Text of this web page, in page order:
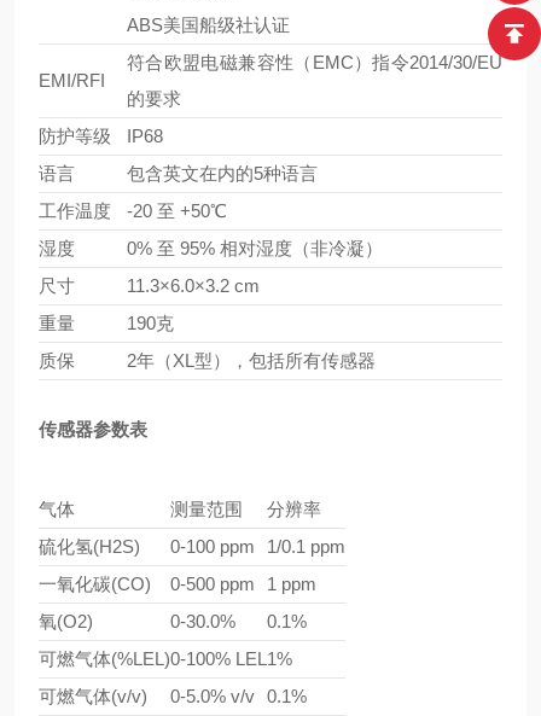
ABS美国船级社认证
EMI/RFI
符合欧盟电磁兼容性（EMC）指令2014/30/EU
的要求
防护等级
IP68
语言
包含英文在内的5种语言
工作温度
-20 至 +50℃
湿度
0% 至 95% 相对湿度（非冷凝）
尺寸
11.3×6.0×3.2 cm
重量
190克
质保
2年（XL型），包括所有传感器
传感器参数表
气体 测量范围
分辨率
硫化氢(H2S)
0-100 ppm
1/0.1 ppm
一氧化碳(CO)
0-500 ppm
1 ppm
氧(O2)
0-30.0%
0.1%
可燃气体(%LEL)0-100% LEL 1%
可燃气体(v/v)
0-5.0% v/v 0.1%